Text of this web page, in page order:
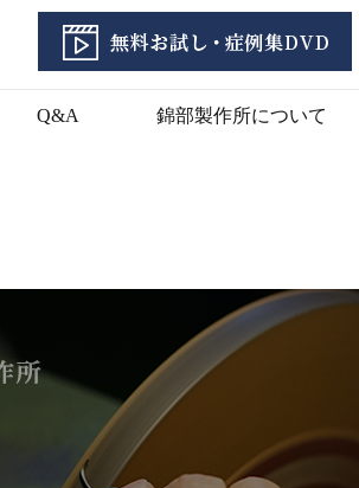
Q&A 錦部製作所について